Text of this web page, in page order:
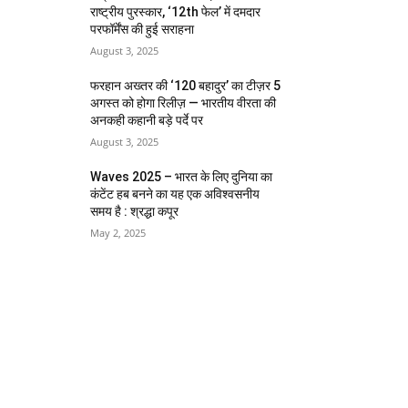
राष्ट्रीय पुरस्कार, ‘12th फेल’ में दमदार
परफॉर्मेंस की हुई सराहना
August 3, 2025
फरहान अख्तर की ‘120 बहादुर’ का टीज़र 5
अगस्त को होगा रिलीज़ — भारतीय वीरता की
अनकही कहानी बड़े पर्दे पर
August 3, 2025
Waves 2025 – भारत के लिए दुनिया का
कंटेंट हब बनने का यह एक अविश्वसनीय
समय है : श्रद्धा कपूर
May 2, 2025